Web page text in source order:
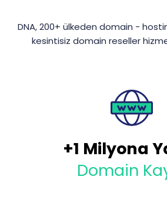
DNA, 200+ ülkeden domain -
kesintisiz domain reseller
+1 Milyona
Domain